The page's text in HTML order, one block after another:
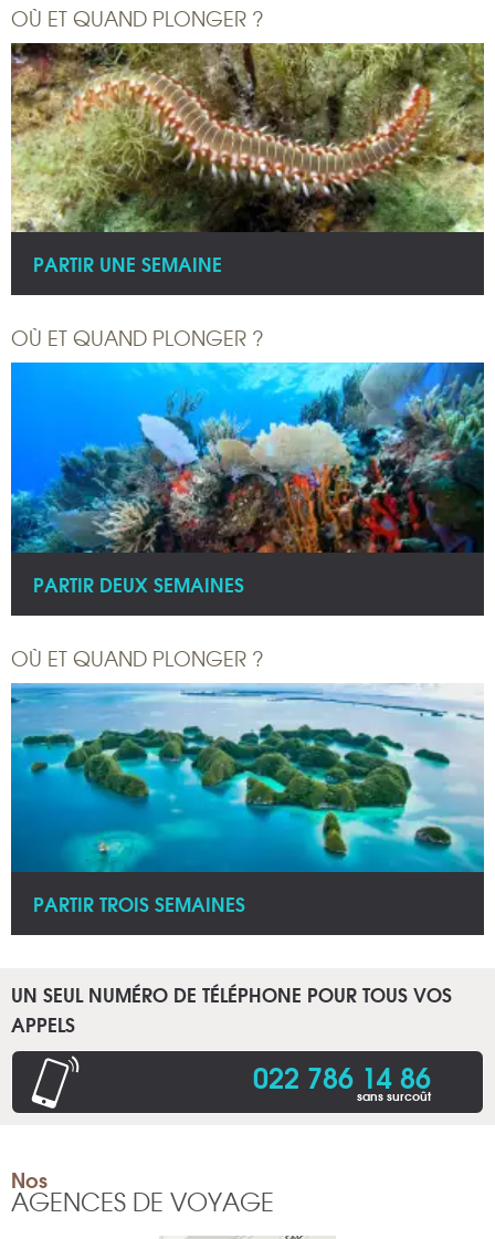
OÙ ET QUAND PLONGER ?
PARTIR UNE SEMAINE
OÙ ET QUAND PLONGER ?
PARTIR DEUX SEMAINES
OÙ ET QUAND PLONGER ?
PARTIR TROIS SEMAINES
UN SEUL NUMÉRO DE TÉLÉPHONE POUR TOUS VOS
APPELS
022 786 14 86
sans surcoût
Nos
AGENCES DE VOYAGE